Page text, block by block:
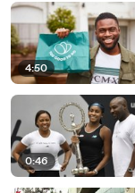
4:50
0:46